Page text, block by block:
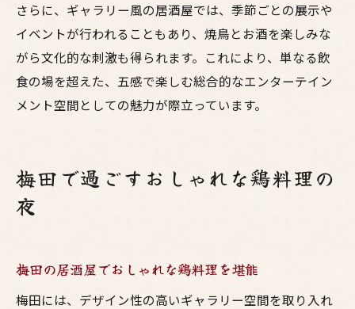
さらに、ギャラリー風の居酒屋では、季節ごとの展示や
イベントが行われることもあり、焼鳥とお酒を楽しみな
がら文化的な刺激も得られます。これにより、単なる飲
食の場を超えた、五感で楽しむ総合的なエンターテイン
メント空間としての魅力が際立っています。
梅田で過ごすおしゃれな鶏料理の
夜
梅田の居酒屋でおしゃれな鶏料理を堪能
梅田には、デザイン性の高いギャラリー空間を取り入れ